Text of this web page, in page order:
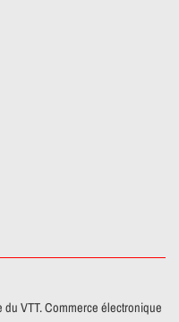
du VTT.Commerce électronique